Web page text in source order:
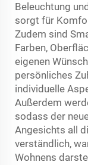
Beleuchtung
sorgt für
Zudem sind
Farben,
eigenen
persönliches
individuelle
Außerdem
sodass der
Angesichts all
verständlich,
Wohnens